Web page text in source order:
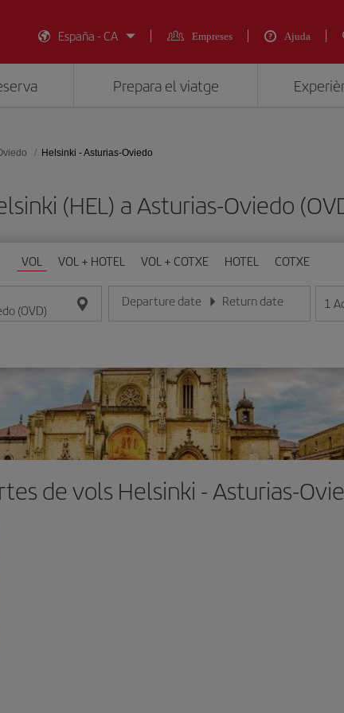
España - CA
Empreses Ajuda
Prepara el viatge
Helsinki - Asturias-Oviedo
(HEL) a Asturias-Oviedo
VOL VOL + HOTEL VOL + COTXE HOTEL COTXE
Departure date
Introduce la fecha en format dia/mes/any
Return date
Introduce la fecha en format
1
de vols Helsinki - Asturias-